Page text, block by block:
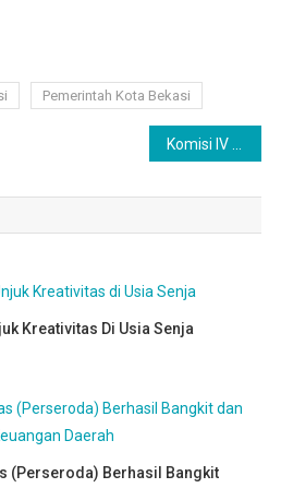
Pemerintah Kota Bekasi
Kreativitas Di Usia Senja
(Perseroda) Berhasil Bangkit